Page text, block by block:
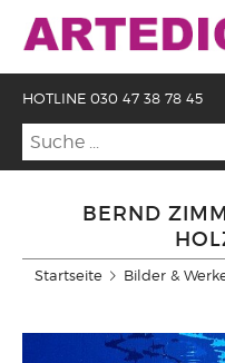
HOTLINE 030 47 38 78 45
BERND
Startseite Bilder &